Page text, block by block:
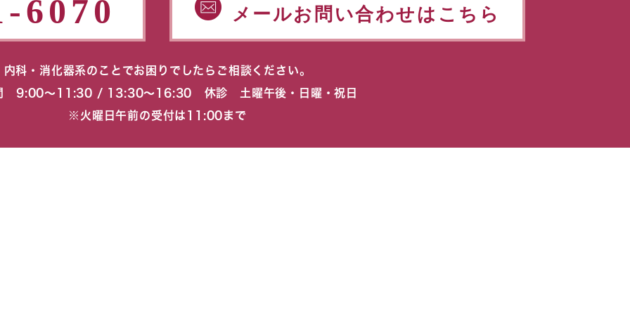
6070 メールお問い合わせはこちら
内科・消化器系のことでお困りでしたらご相談ください。
9:00〜11:30 / 13:30〜16:30 休診 土曜午後・日曜・祝日
※火曜日午前の受付は11:00まで